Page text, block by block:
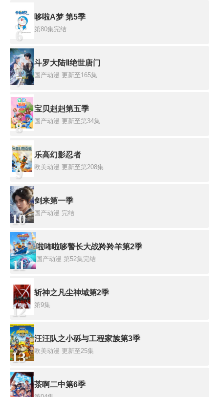
6
哆啦A梦 第5季
第80集完结
7
斗罗大陆Ⅱ绝世唐门
国产动漫 更新至165集
8
宝贝赳赳第五季
国产动漫 更新至第34集
9
乐高幻影忍者
欧美动漫 更新至第208集
10
剑来第一季
国产动漫 完结
11
啦咘啦哆警长大战羚羚羊第2季
国产动漫 第52集完结
12
斩神之凡尘神域第2季
第9集
13
汪汪队之小砾与工程家族第3季
欧美动漫 更新至25集
茶啊二中第6季